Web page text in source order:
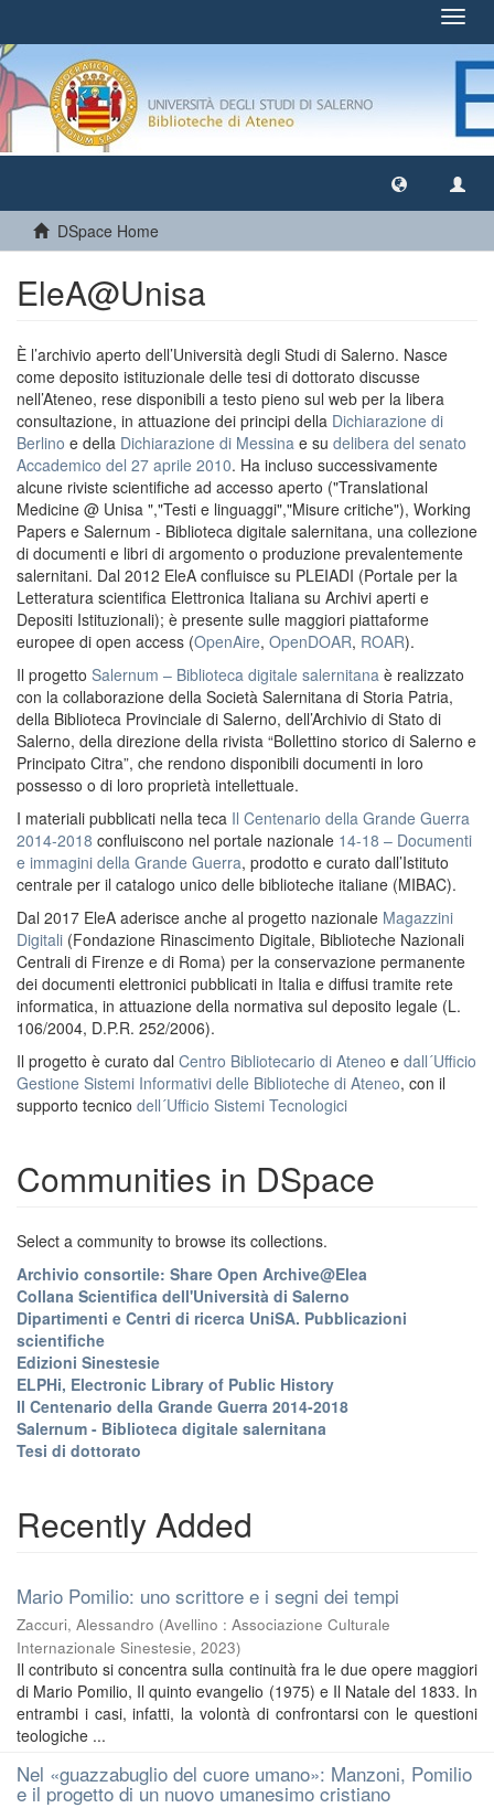
DSpace Home
EleA@Unisa
È l’archivio aperto dell’Università degli Studi di Salerno. Nasce
come deposito istituzionale delle tesi di dottorato discusse
nell’Ateneo, rese disponibili a testo pieno sul web per la libera
consultazione, in attuazione dei principi della Dichiarazione di
Berlino e della Dichiarazione di Messina e su delibera del senato
Accademico del 27 aprile 2010. Ha incluso successivamente
alcune riviste scientifiche ad accesso aperto ("Translational
Medicine @ Unisa ","Testi e linguaggi","Misure critiche"), Working
Papers e Salernum - Biblioteca digitale salernitana, una collezione
di documenti e libri di argomento o produzione prevalentemente
salernitani. Dal 2012 EleA confluisce su PLEIADI (Portale per la
Letteratura scientifica Elettronica Italiana su Archivi aperti e
Depositi Istituzionali); è presente sulle maggiori piattaforme
europee di open access (OpenAire, OpenDOAR, ROAR).
Il progetto Salernum – Biblioteca digitale salernitana è realizzato
con la collaborazione della Società Salernitana di Storia Patria,
della Biblioteca Provinciale di Salerno, dell’Archivio di Stato di
Salerno, della direzione della rivista “Bollettino storico di Salerno e
Principato Citra”, che rendono disponibili documenti in loro
possesso o di loro proprietà intellettuale.
I materiali pubblicati nella teca Il Centenario della Grande Guerra
2014-2018 confluiscono nel portale nazionale 14-18 – Documenti
e immagini della Grande Guerra, prodotto e curato dall’Istituto
centrale per il catalogo unico delle biblioteche italiane (MIBAC).
Dal 2017 EleA aderisce anche al progetto nazionale Magazzini
Digitali (Fondazione Rinascimento Digitale, Biblioteche Nazionali
Centrali di Firenze e di Roma) per la conservazione permanente
dei documenti elettronici pubblicati in Italia e diffusi tramite rete
informatica, in attuazione della normativa sul deposito legale (L.
106/2004, D.P.R. 252/2006).
Il progetto è curato dal Centro Bibliotecario di Ateneo e dall´Ufficio
Gestione Sistemi Informativi delle Biblioteche di Ateneo, con il
supporto tecnico dell´Ufficio Sistemi Tecnologici
Communities in DSpace
Select a community to browse its collections.
Archivio consortile: Share Open Archive@Elea
Collana Scientifica dell'Università di Salerno
Dipartimenti e Centri di ricerca UniSA. Pubblicazioni
scientifiche
Edizioni Sinestesie
ELPHi, Electronic Library of Public History
Il Centenario della Grande Guerra 2014-2018
Salernum - Biblioteca digitale salernitana
Tesi di dottorato
Recently Added
Mario Pomilio: uno scrittore e i segni dei tempi
Zaccuri, Alessandro (Avellino : Associazione Culturale
Internazionale Sinestesie, 2023)
Il contributo si concentra sulla continuità fra le due opere maggiori
di Mario Pomilio, Il quinto evangelio (1975) e Il Natale del 1833. In
entrambi i casi, infatti, la volontà di confrontarsi con le questioni
teologiche ...
Nel «guazzabuglio del cuore umano»: Manzoni, Pomilio
e il progetto di un nuovo umanesimo cristiano